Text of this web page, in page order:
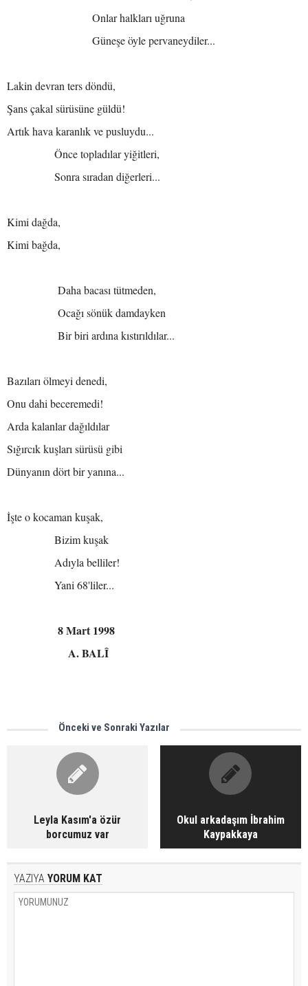
Onlar halkları uğruna
Güneşe öyle pervaneydiler...
Lakin devran ters döndü,
Şans çakal sürüsüne güldü!
Artık hava karanlık ve pusluydu...
Önce topladılar yiğitleri,
Sonra sıradan diğerleri...
Kimi dağda,
Kimi bağda,
Daha bacası tütmeden,
Ocağı sönük damdayken
Bir biri ardına kıstırıldılar...
Bazıları ölmeyi denedi,
Onu dahi beceremedi!
Arda kalanlar dağıldılar
Sığırcık kuşları sürüsü gibi
Dünyanın dört bir yanına...
İşte o kocaman kuşak,
Bizim kuşak
Adıyla belliler!
Yani 68'liler...
8 Mart 1998
A. BALÎ
Önceki ve Sonraki Yazılar
Leyla Kasım'a özür
borcumuz var
Okul arkadaşım İbrahim
Kaypakkaya
YAZIYA YORUM KAT